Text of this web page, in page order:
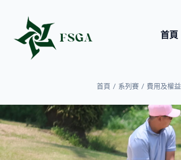
首頁
首頁 / 系列賽 / 費⽤及權益